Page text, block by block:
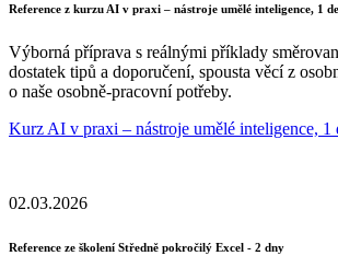
Reference z kurzu AI v praxi – nástroje umělé inteligence, 1
Výborná příprava s reálnými příklady
dostatek tipů a doporučení, spousta věcí z
o naše osobně-pracovní potřeby.
Kurz AI v praxi – nástroje umělé inteligence, 1
02.03.2026
Reference ze školení Středně pokročilý Excel - 2 dny